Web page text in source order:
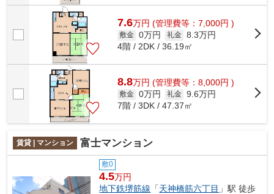
7.6万円 (管理費等：7,000円 )
敷金 0万円 礼金 8.3万円
4階 / 2DK / 36.19㎡
8.8万円 (管理費等：8,000円 )
敷金 0万円 礼金 9.6万円
7階 / 3DK / 47.37㎡
賃貸 | マンション 富士マンション
敷0
4.5万円
地下鉄堺筋線 「天神橋筋六丁目 」駅 徒歩